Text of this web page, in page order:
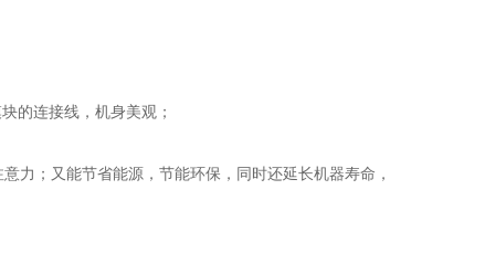
的连接线，机身美观；
力；又能节省能源，节能环保，同时还延长机器寿命，